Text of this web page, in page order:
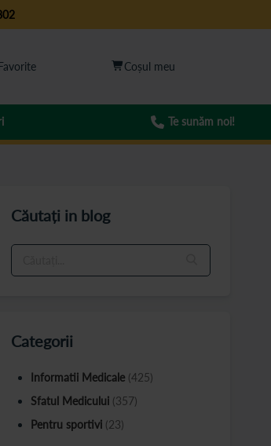
Te sunăm noi!
Căutați in blog
Categorii
Informatii Medicale (425)
Sfatul Medicului (357)
Pentru sportivi (23)